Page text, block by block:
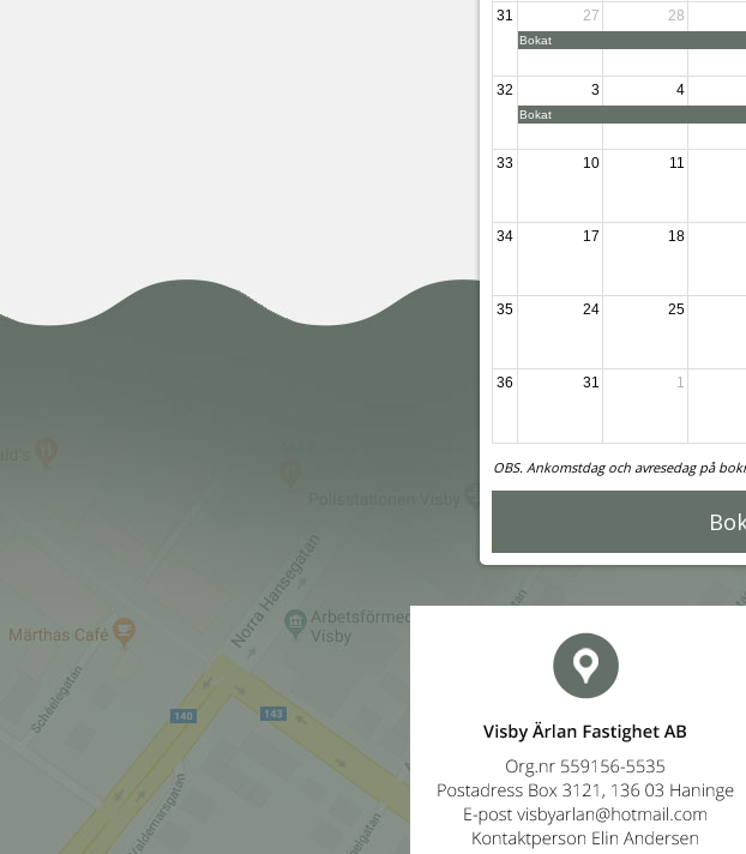
31
27 28
Bokat
32 3 4
Bokat
33 10 11
34 17 18
35 24 25
36 31 1
OBS. Ankomstdag och avresedag på